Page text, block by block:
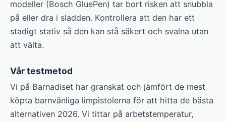
modeller (Bosch GluePen) tar bort risken att snubbla
på eller dra i sladden. Kontrollera att den har ett
stadigt stativ så den kan stå säkert och svalna utan
att välta.
Vår testmetod
Vi på Barnadiset har granskat och jämfört de mest
köpta barnvänliga limpistolerna för att hitta de bästa
alternativen 2026. Vi tittar på arbetstemperatur,